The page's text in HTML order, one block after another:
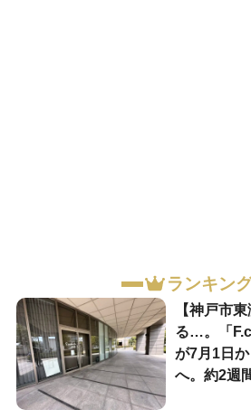
ランキン
【神戸市
る…。「
が7月1日
へ。約2週